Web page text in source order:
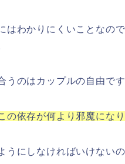
はわかりにくいことなの
のはカップルの自由です
依存が何より邪魔になり
にしなければいけないの